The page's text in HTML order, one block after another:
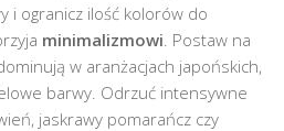
i ogranicz ilość kolorów do
minimalizmowi . Postaw na
w aranżacjach japońskich,
barwy. Odrzuć intensywne
jaskrawy pomarańcz czy